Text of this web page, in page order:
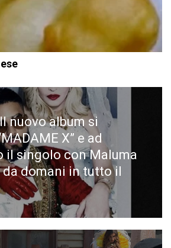
nuovo album si
X” e ad
il singolo con Maluma
da domani in tutto il